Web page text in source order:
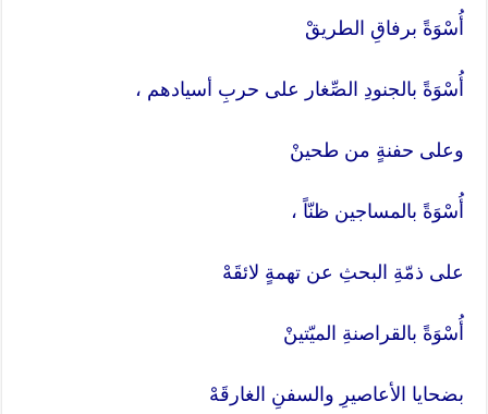
أُسْوَةً برفاقِ الطريقْ
أُسْوَةً بالجنودِ الصِّغار على حربِ أسيادهم ،
وعلى حفنةٍ من طحينْ
أُسْوَةً بالمساجين ظنّاً ،
على ذمّةِ البحثِ عن تهمةٍ لائقَهْ
أُسْوَةً بالقراصنةِ الميّتينْ
بضحايا الأعاصيرِ والسفنِ الغارقَهْ